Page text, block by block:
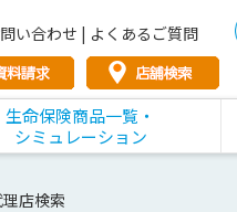
い合わせ | よくあるご質問
生命保険商品一覧・
シミュレーション
店検索